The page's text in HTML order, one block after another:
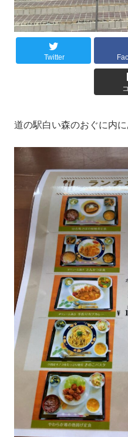
Twitter
道の駅白い森のおぐに内に